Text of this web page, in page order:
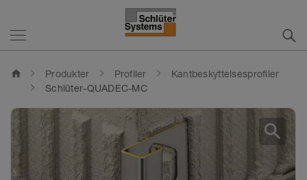
home Produkter Profiler
Kantbeskyttelsesprofiler
Schlüter-QUADEC-MC
search